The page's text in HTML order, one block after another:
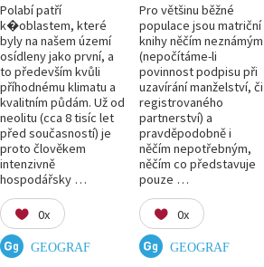
Polabí patří
k�oblastem, které
byly na našem území
osídleny jako první, a
to především kvůli
příhodnému klimatu a
kvalitním půdám. Už od
neolitu (cca 8 tisíc let
před současností) je
proto člověkem
intenzivně
hospodářsky …
0x
GEOGRAF
Pro většinu běžné
populace jsou matriční
knihy něčím neznámým
(nepočítáme-li
povinnost podpisu při
uzavírání manželství, či
registrovaného
partnerství) a
pravděpodobně i
něčím nepotřebným,
něčím co představuje
pouze …
0x
GEOGRAF